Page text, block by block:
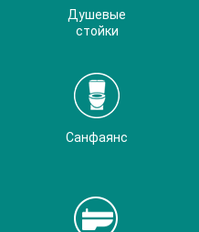
Душевые
стойки
Санфаянс